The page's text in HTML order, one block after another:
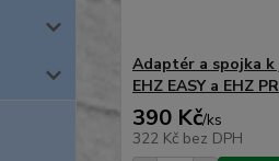
Adaptér a spojka
EHZ EASY a EHZ
390 Kč/ks
322 Kč bez DPH